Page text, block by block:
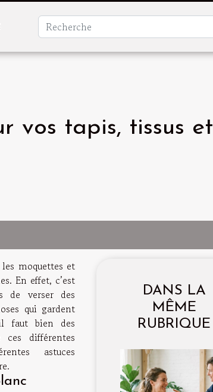
vos tapis, tissus et
moquettes et
En effet, c’est
de verser des
qui gardent
faut bien des
ces différentes
astuces
DANS LA
MÊME
RUBRIQUE